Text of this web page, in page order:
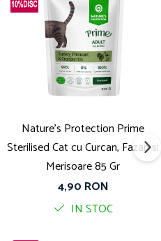
Nature's Protection Prime
Sterilised Cat cu Curcan, Fazan si
Merisoare 85 Gr
4,90 RON
IN STOC